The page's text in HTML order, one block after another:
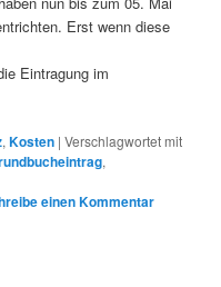
Erst wenn diese
Eintragung im
,Kosten |Verschlagwortet mit
,
einen Kommentar